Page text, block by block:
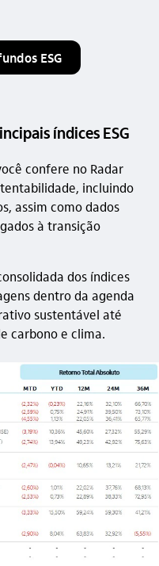
ESG
índices ESG
confere no Radar
incluindo
assim como dados
à transição
dos índices
dentro da agenda
sustentável até
carbono e clima.